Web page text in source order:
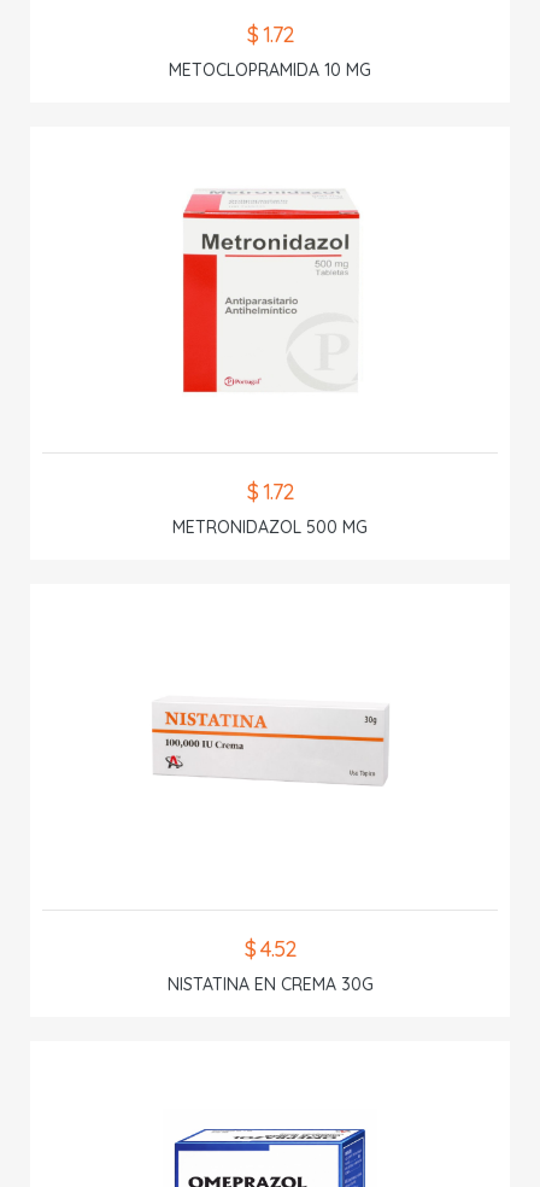
$ 1.72
METOCLOPRAMIDA 10 MG
$ 1.72
METRONIDAZOL 500 MG
$ 4.52
NISTATINA EN CREMA 30G